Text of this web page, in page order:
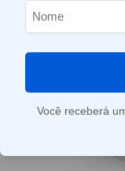
Você receberá